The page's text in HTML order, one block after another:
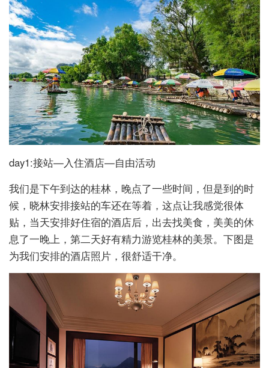
day1:接站—入住酒店—自由活动
我们是下午到达的桂林，晚点了一些时间，但是到的时
候，晓林安排接站的车还在等着，这点让我感觉很体
贴，当天安排好住宿的酒店后，出去找美食，美美的休
息了一晚上，第二天好有精力游览桂林的美景。下图是
为我们安排的酒店照片，很舒适干净。